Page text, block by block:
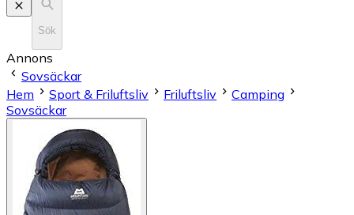
Sök
Annons
Sovsäckar
Hem
Sport & Friluftsliv Friluftsliv
Camping
Sovsäckar